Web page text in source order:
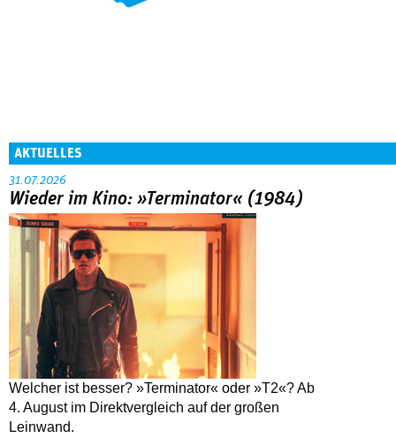
AKTUELLES
31.07.2026
Wieder im Kino: »Terminator« (1984)
Welcher ist besser? »Terminator« oder »T2«? Ab
4. August im Direktvergleich auf der großen
Leinwand.